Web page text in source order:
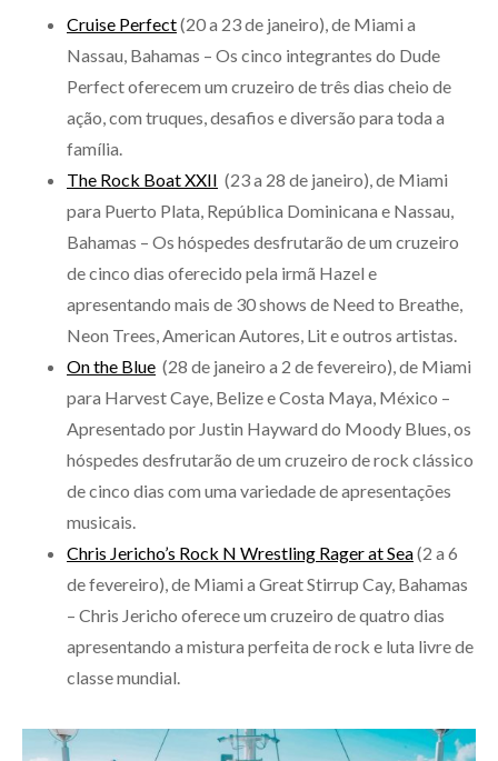
Cruise Perfect(20 a 23 de janeiro), de Miami a
Nassau, Bahamas – Os cinco integrantes do Dude
Perfect oferecem um cruzeiro de três dias cheio de
ação, com truques, desafios e diversão para toda a
família.
The Rock Boat XXII (23 a 28 de janeiro), de Miami
para Puerto Plata, República Dominicana e Nassau,
Bahamas – Os hóspedes desfrutarão de um cruzeiro
de cinco dias oferecido pela irmã Hazel e
apresentando mais de 30 shows de Need to Breathe,
Neon Trees, American Autores, Lit e outros artistas.
On the Blue (28 de janeiro a 2 de fevereiro), de Miami
para Harvest Caye, Belize e Costa Maya, México –
Apresentado por Justin Hayward do Moody Blues, os
hóspedes desfrutarão de um cruzeiro de rock clássico
de cinco dias com uma variedade de apresentações
musicais.
Chris Jericho’s Rock N Wrestling Rager at Sea(2 a 6
de fevereiro), de Miami a Great Stirrup Cay, Bahamas
– Chris Jericho oferece um cruzeiro de quatro dias
apresentando a mistura perfeita de rock e luta livre de
classe mundial.